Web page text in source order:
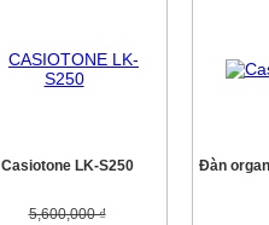
Casiotone LK-S250
5,600,000 ₫
Đàn